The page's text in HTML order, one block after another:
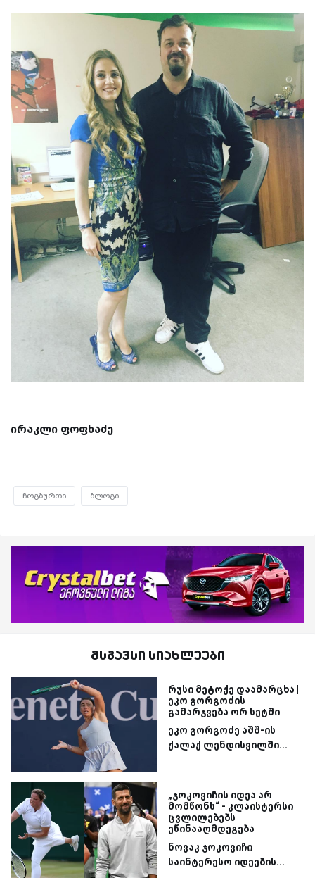
ირაკლი ფოფხაძე
ჩოგბურთი ბლოგი
მსგავსი სიახლეები
რუსი მეტოქე დაამარცხა |
ეკო გორგოძის
გამარჯვება ორ სეტში
ეკო გორგოძე აშშ-ის
ქალაქ ლენდისვილში...
„ჯოკოვიჩის იდეა არ
მომწონს“ - კლაისტერსი
ცვლილებებს
ეწინააღმდეგება
ნოვაკ ჯოკოვიჩი
საინტერესო იდეების...